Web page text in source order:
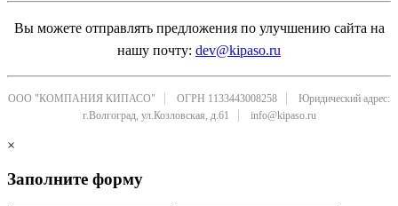
Вы можете отправлять предложения по улучшению сайта на
нашу почту: dev@kipaso.ru
ООО "КОМПАНИЯ КИПАСО" ОГРН 1133443008258
Юридический адрес:
г.Волгоград, ул.Козловская, д.61
info@kipaso.ru
×
Заполните форму